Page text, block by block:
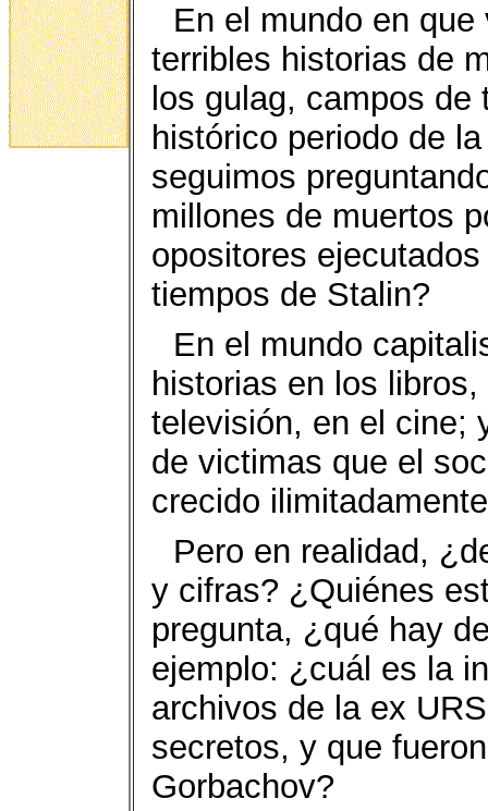
En el mundo en
terribles historias de
los gulag, campos
histórico periodo de
seguimos
millones de muertos
opositores
tiempos de Stalin?
En el mundo
historias en los
televisión, en el cine;
de victimas que el
crecido
Pero en realidad,
y cifras? ¿Quiénes
pregunta, ¿qué hay
ejemplo: ¿cuál es la
archivos de la ex
secretos, y que
Gorbachov?